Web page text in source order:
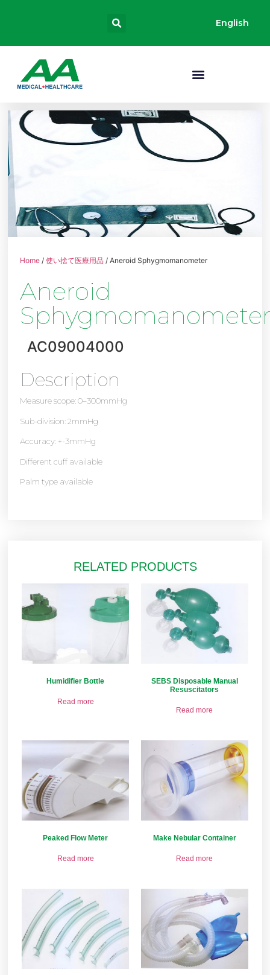
English
Home /使い捨て医療用品 / Aneroid Sphygmomanometer
Aneroid
AC09004000
Description
Measure scope: 0–300mmHg
Sub-division: 2mmHg
Accuracy: +-3mmHg
Different cuff available
Palm type available
RELATED PRODUCTS
Humidifier Bottle
Read more
SEBS Disposable Manual
Resuscitators
Read more
Peaked Flow Meter
Read more
Make Nebular Container
Read more